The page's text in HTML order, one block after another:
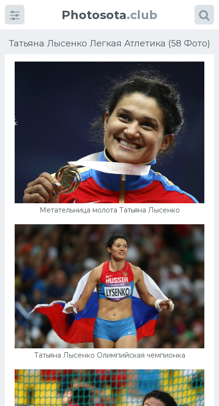
Photosota.club
Татьяна Лысенко Легкая Атлетика (58 Фото)
Метательница молота Татьяна Лысенко
Татьяна Лысенко Олимпийская чемпионка
Фото
Баскетбол
Хоккей
Конькобежный спорт
Тренажеры
Интерьер квартиры